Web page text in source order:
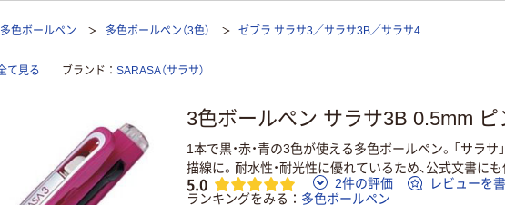
多色ボールペン 多色ボールペン（3色） ゼブラ サラサ3／サラサ3B／サラサ4
て見る ブランド SARASA（サラサ）
3色ボールペン サラサ3B 0.5mm
1本で黒・赤・青の3色が使える多色ボールペン。「サラ
描線に。耐水性・耐光性に優れているため、公式文書にも
5.0 2件の評価
レビューを
ランキングをみる
多色ボールペン